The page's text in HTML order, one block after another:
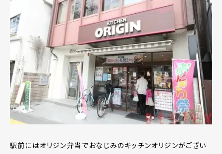
駅前にはオリジン弁当でおなじみのキッチンオリジンがござい